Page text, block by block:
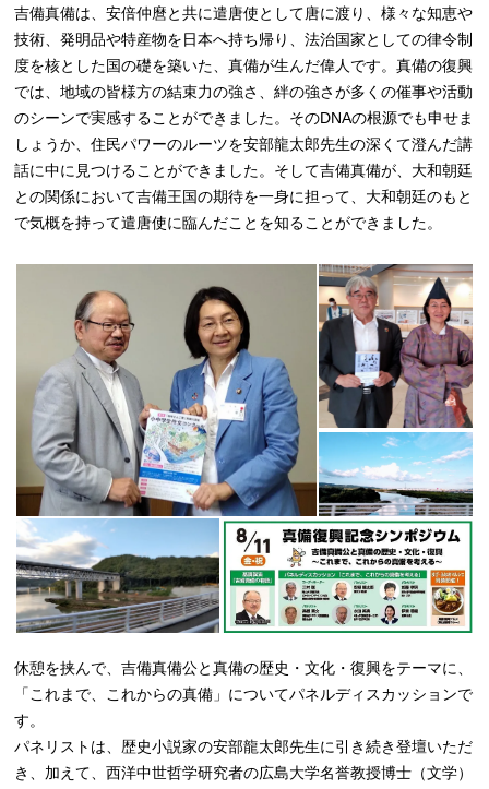
吉備真備は、安倍仲麿と共に遣唐使として唐に渡り、様々な知恵や
技術、発明品や特産物を日本へ持ち帰り、法治国家としての律令制
度を核とした国の礎を築いた、真備が生んだ偉人です。真備の復興
では、地域の皆様方の結束力の強さ、絆の強さが多くの催事や活動
のシーンで実感することができました。そのDNAの根源でも申せま
しょうか、住民パワーのルーツを安部龍太郎先生の深くて澄んだ講
話に中に見つけることができました。そして吉備真備が、大和朝廷
との関係において吉備王国の期待を一身に担って、大和朝廷のもと
で気概を持って遣唐使に臨んだことを知ることができました。
休憩を挟んで、吉備真備公と真備の歴史・文化・復興をテーマに、
「これまで、これからの真備」についてパネルディスカッションで
す。
パネリストは、歴史小説家の安部龍太郎先生に引き続き登壇いただ
き、加えて、西洋中世哲学研究者の広島大学名誉教授博士（文学）